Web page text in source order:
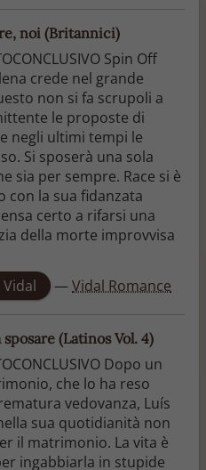
noi (Britannici)
Spin Off
crede nel grande
non si fa scrupoli a
le proposte di
negli ultimi tempi le
Si sposerà una sola
sia per sempre. Race si è
con la sua fidanzata
certo a rifarsi una
della morte improvvisa
—Vidal Romance
(Latinos Vol. 4)
Dopo un
che lo ha reso
vedovanza, Luís
sua quotidianità non
il matrimonio. La vita è
ingabbiarla in stupide